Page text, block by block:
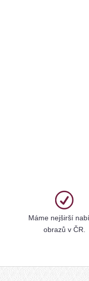
Máme nejširší
obrazů v ČR.